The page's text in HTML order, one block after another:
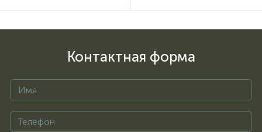
Контактная форма